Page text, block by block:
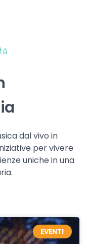
dal vivo in
per vivere
uniche in una
EVENTI